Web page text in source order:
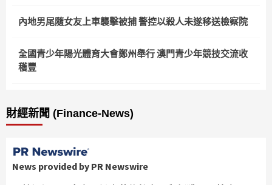
內地男尾隨女友上車襲擊被捕 警控以殺人未遂移送檢察院
全國青少年陽光體育大會鄭州舉行 澳門青少年競技交流收
穫豐
財經新聞 (Finance-News)
News provided by PR Newswire